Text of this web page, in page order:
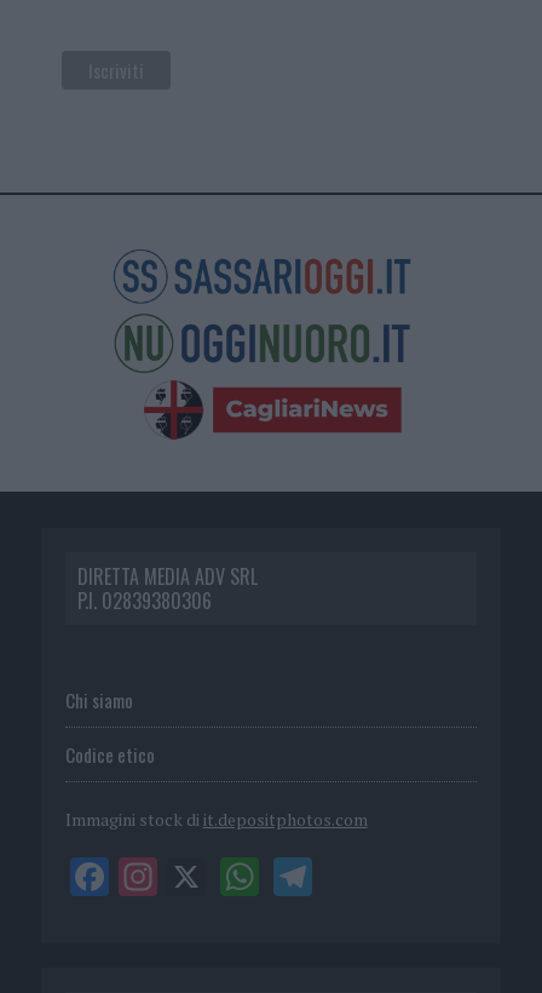
DIRETTA MEDIA ADV SRL
P.I. 02839380306
Chi siamo
Codice etico
Immagini stock di it.depositphotos.com